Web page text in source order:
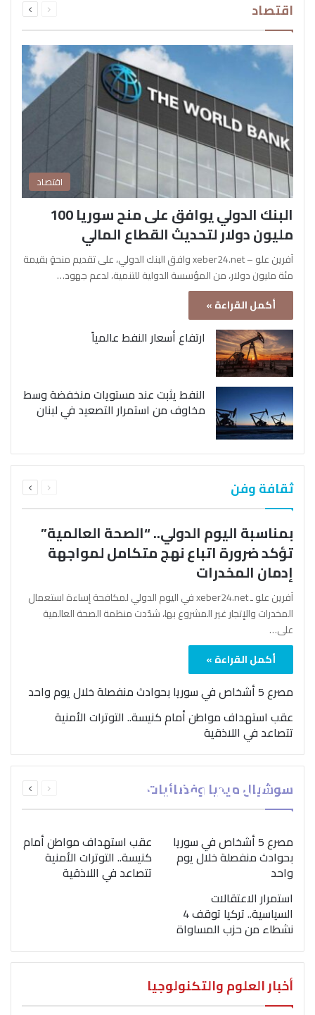
اقتصاد الصفحةالصفحة
اقتصاد
البنك الدولي يوافق على منح سوريا 100
مليون دولار لتحديث القطاع المالي
آفرين علو – xeber24.net وافق البنك الدولي، على تقديم منحةٍ بقيمة
مئة مليون دولار، من المؤسسة الدولية للتنمية، لدعم جهود…
أكمل القراءة »
ارتفاع أسعار النفط عالمياً
النفط يثبت عند مستويات منخفضة وسط
مخاوف من استمرار التصعيد في لبنان
ثقافة وفن الصفحةالصفحة
بمناسبة اليوم الدولي.. “الصحة العالمية”
تؤكد ضرورة اتباع نهج متكامل لمواجهة
إدمان المخدرات
آفرين علو ـ xeber24.net في اليوم الدولي لمكافحة إساءة استعمال
المخدرات والإتجار غير المشروع بها، شدّدت منظمة الصحة العالمية
على…
أكمل القراءة »
مصرع 5 أشخاص في سوريا بحوادث منفصلة خلال يوم واحد
عقب استهداف مواطن أمام كنيسة.. التوترات الأمنية
تتصاعد في اللاذقية
سوشيال ميديا وفضائيات الصفحةالصفحة
بمناسبة اليوم الدولي..
“الصحة العالمية” تؤكد
ضرورة اتباع نهج متكامل
لمواجهة إدمان المخدرات
مصرع 5 أشخاص في سوريا
بحوادث منفصلة خلال يوم
واحد
عقب استهداف مواطن أمام
كنيسة.. التوترات الأمنية
تتصاعد في اللاذقية
استمرار الاعتقالات
السياسية.. تركيا توقف 4
نشطاء من حزب المساواة
أخبار العلوم والتكنولوجيا